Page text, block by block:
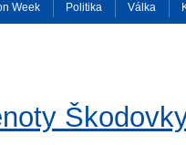
Week Politika Válka